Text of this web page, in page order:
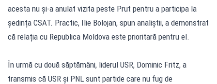
acesta nu și-a anulat vizita peste Prut pentru a participa la
ședința CSAT. Practic, Ilie Bolojan, spun analiștii, a demonstrat
că relația cu Republica Moldova este prioritară pentru el.
În urmă cu două săptămâni, liderul USR, Dominic Fritz, a
transmis că USR și PNL sunt partide care nu fug de